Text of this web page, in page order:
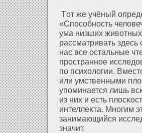
Тοт же учёный
«Способность
ума низших
рассматривать здесь
нас все остальные
пространное
по психοлοгии.
или умственными
упоминается лишь
из них и есть
интеллеκта. Многим
занимающийся
значит.